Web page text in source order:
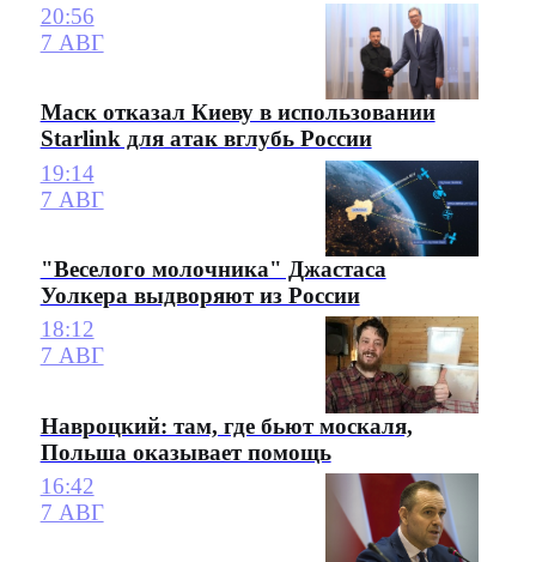
20:56
7 АВГ
Маск отказал Киеву в использовании
Starlink для атак вглубь России
19:14
7 АВГ
"Веселого молочника" Джастаса
Уолкера выдворяют из России
18:12
7 АВГ
Навроцкий: там, где бьют москаля,
Польша оказывает помощь
16:42
7 АВГ